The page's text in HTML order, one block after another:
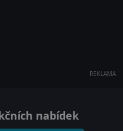
REKLAMA
nabídek